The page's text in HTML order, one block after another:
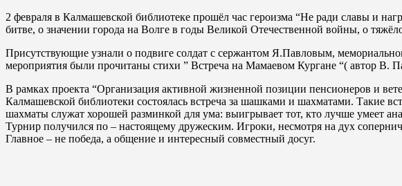
2 февраля в Калмашевской библиотеке прошёл час героизма “Не ради славы и
битве, о значении города на Волге в годы Великой Отечественной войны, о
Присутствующие узнали о подвиге солдат с сержантом Я.Павловым,
мероприятия были прочитаны стихи ” Встреча на Мамаевом Кургане “( автор В.
В рамках проекта “Организация активной жизненной позиции пенсионеров и
Калмашевской библиотеки состоялась встреча за шашками и шахматами. Такие
шахматы служат хорошей разминкой для ума: выигрывает тот, кто лучше умеет
Турнир получился по – настоящему дружеским. Игроки, несмотря на дух
Главное – не победа, а общение и интересный совместный досуг.